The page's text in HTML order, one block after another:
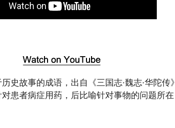
史故事的成语，出自《三国志·魏志·华陀传
对患者病症用药，后比喻针对事物的问题所